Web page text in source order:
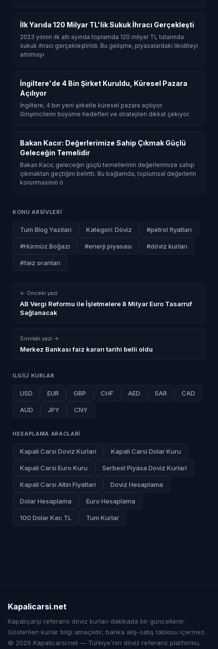
İlk Yarıda 120 Milyar TL'lik Sukuk İhracı Gerçekleşti
2023 yılının ilk altı ayında toplamda 120 milyar TL tutarında
sukuk ihracı gerçekleştirildi. Bu gelişme, piyasalardaki likiditeyi
artırmayı
İngiltere'de 4 Bin Şirket Kuruldu, Küresel Pazara
Açılıyor
İngiltere, 4 bin yeni şirketle küresel pazara açılıyor.
Girişimcilerin büyüme hedefleri ve stratejileri dikkat çekiyor.
Bakan Kacır: Değerlerimize Sahip Çıkmak Güçlü
Geleceğin Temelidir
Bakan Kacır, geleceğin güçlü temellerinin değerlerimize sahip
çıkmaktan geçtiğini belirtti. Bu bağlamda, toplumsal değerlerin
korunmasının ö
KONU ARSIVLERI
Tum Blog Yazilari Kategori: Döviz #petrol fiyatları
#Hürmüz Boğazı #enerji piyasası #döviz kurları
#faiz oranları
← Onceki yazi
AB Vergi Reformu ile İşletmelere 8 Milyar Euro Tasarruf
Sağlanacak
Sonraki yazi →
Merkez Bankası faiz kararı tarihi belli oldu
ILGILI KURLAR
USD EUR GBP CHF AED SAR CAD
AUD JPY CNY
HESAPLAMA ARACLARI
Kapali Carsi Doviz Kurlari Kapali Carsi Dolar Kuru
Kapali Carsi Euro Kuru Serbest Piyasa Doviz Kurlari
Kapali Carsi Altin Fiyatlari Doviz Hesaplama
Dolar Hesaplama Euro Hesaplama
100 Dolar Kac TL Tum Kurlar
Kapalicarsi.net
Kapalıçarşı referans döviz kurları dakikada bir güncellenir.
Gösterilen kurlar bilgi amaçlıdır, banka alış-satış tablosu içermez.
© 2026 Kapalicarsi.net — Türkiye'nin döviz referans platformu.